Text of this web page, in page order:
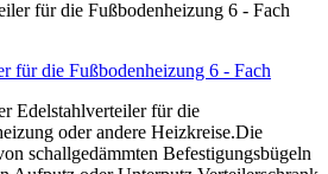
für die Fußbodenheizung 6 - Fach
Edelstahlverteiler für die
oder andere Heizkreise.Die
schallgedämmten Befestigungsbügeln